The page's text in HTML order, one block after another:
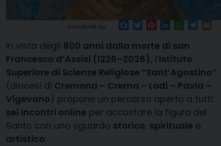
condividi su: Facebook
TwitterPinterest
LinkedIn
In vista degli 800 anni dalla morte di san
Francesco d’Assisi (1226–2026), l’Istituto
Superiore di Scienze Religiose “Sant’Agostino”
(diocesi di Cremona – Crema – Lodi – Pavia –
Vigevano) propone un percorso aperto a tutti:
sei incontri online per accostare la figura del
Santo con uno sguardo storico, spirituale e
artistico.